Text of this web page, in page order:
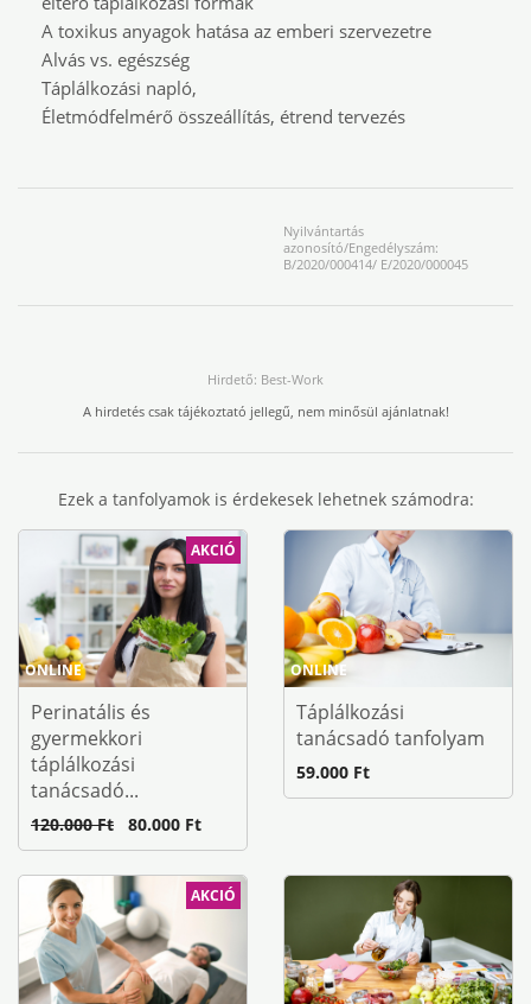
A toxikus anyagok hatása az emberi szervezetre
Alvás vs. egészség
Táplálkozási napló,
Életmódfelmérő összeállítás, étrend tervezés
Nyilvántartás
azonosító/Engedélyszám:
B/2020/000414/ E/2020/000045
Hirdető: Best-Work
A hirdetés csak tájékoztató jellegű, nem minősül ajánlatnak!
Ezek a tanfolyamok is érdekesek lehetnek számodra:
ONLINE
AKCIÓ
Perinatális és
gyermekkori
táplálkozási
tanácsadó...
120.000 Ft 80.000 Ft
ONLINE
Táplálkozási
tanácsadó tanfolyam
59.000 Ft
AKCIÓ